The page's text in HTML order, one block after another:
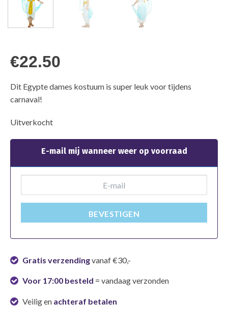
€22.50
Dit Egypte dames kostuum is super leuk voor tijdens
carnaval!
Uitverkocht
E-mail mij wanneer weer op voorraad
BEVESTIGEN
Gratis verzendingvanaf €30,-
Voor 17:00 besteld = vandaag verzonden
Veilig en achteraf betalen